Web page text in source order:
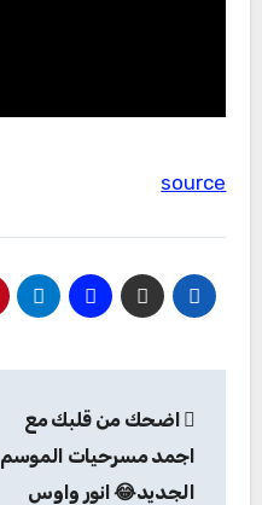
source
المقالات
اضحك من قلبك مع
اجمد مسرحيات الموسم
الجديد😂 انور واوس